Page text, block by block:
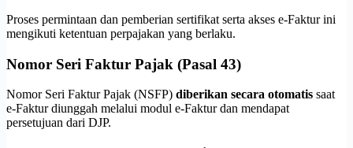
Proses permintaan dan pemberian sertifikat serta akses e-Faktur ini
mengikuti ketentuan perpajakan yang berlaku.
Nomor Seri Faktur Pajak (Pasal 43)
Nomor Seri Faktur Pajak (NSFP) diberikan secara otomatis saat
e-Faktur diunggah melalui modul e-Faktur dan mendapat
persetujuan dari DJP.